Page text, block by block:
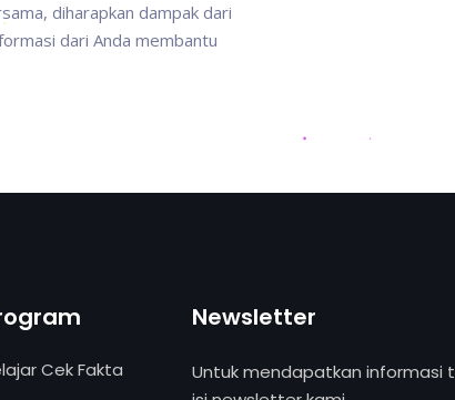
diharapkan dampak dari
dari Anda membantu
Cek Fakta
Newsletter
Untuk mendapatkan informasi